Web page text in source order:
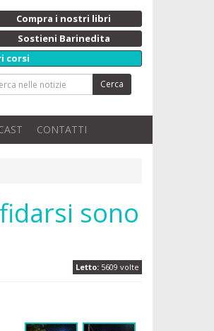
Compra i nostri libri
Sostieni Barinedita
corsi
Cerca
CONTATTI
sono
Letto: 5609 volte